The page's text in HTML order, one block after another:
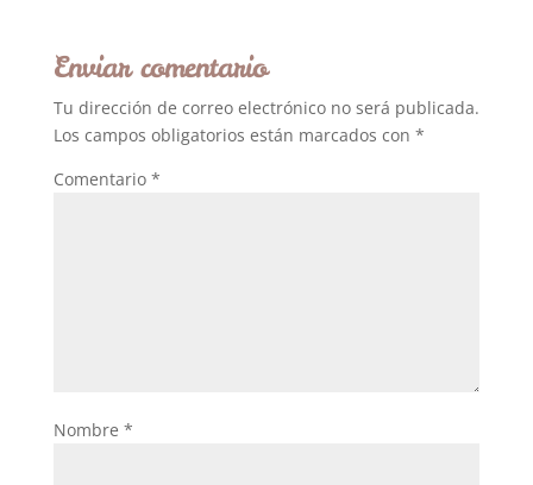
Enviar comentario
Tu dirección de correo electrónico no será publicada.
Los campos obligatorios están marcados con *
Comentario *
Nombre *